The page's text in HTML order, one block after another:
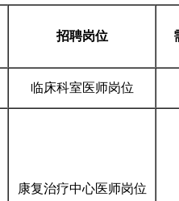
招聘岗位
临床科室医师岗位
康复治疗中心医师岗位